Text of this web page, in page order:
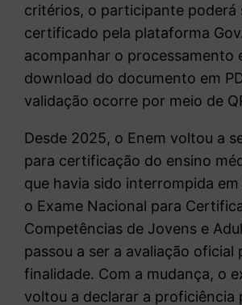
critérios, o participante poderá
certificado pela plataforma
acompanhar o processamento
download do documento em
validação ocorre por meio de
Desde 2025, o Enem voltou a
para certificação do ensino
que havia sido interrompida em
o Exame Nacional para
Competências de Jovens e
passou a ser a avaliação oficial
finalidade. Com a mudança, o
voltou a declarar a proficiência